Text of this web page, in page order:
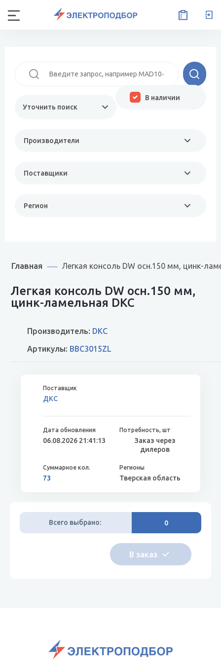
Уточнить поиск
Производители
Поставщики
Регион
В наличии
Главная Легкая консоль DW осн.150 мм, цинк-
Легкая консоль DW осн.150 мм,
цинк-ламельная DKC
Производитель: DKC
Артикулы: BBC3015ZL
ДКС
06.08.2026 21:41:13
73
Заказ через
дилеров
Тверская область
Всего выбрано: 0